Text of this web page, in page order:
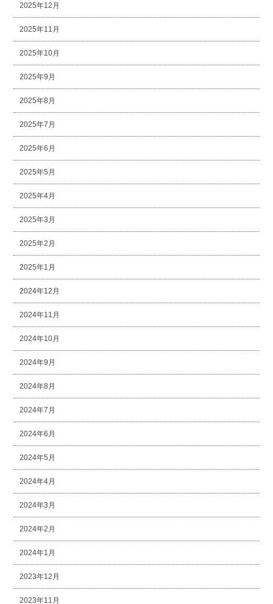
2025年12月
2025年11月
2025年10月
2025年9月
2025年8月
2025年7月
2025年6月
2025年5月
2025年4月
2025年3月
2025年2月
2025年1月
2024年12月
2024年11月
2024年10月
2024年9月
2024年8月
2024年7月
2024年6月
2024年5月
2024年4月
2024年3月
2024年2月
2024年1月
2023年12月
2023年11月